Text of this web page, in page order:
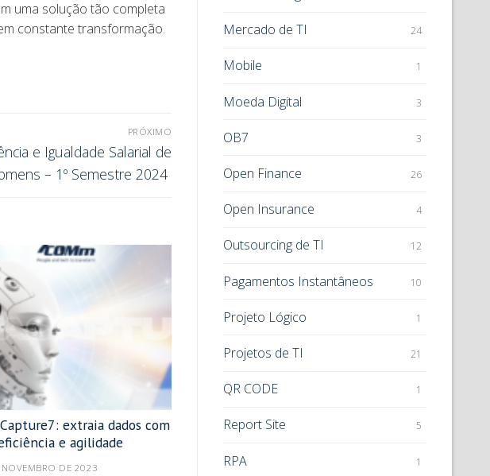
uma solução tão completa
constante transformação.
PRÓXIMO
e Igualdade Salarial de
– 1º Semestre 2024
extraia dados com
e agilidade
DE 2023
Mercado de TI 24
Mobile 1
Moeda Digital 3
OB7 3
Open Finance 26
Open Insurance 4
Outsourcing de TI 12
Pagamentos Instantâneos 10
Projeto Lógico 1
Projetos de TI 21
QR CODE 1
Report Site 5
RPA 1